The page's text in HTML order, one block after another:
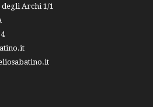
Archi 1/1